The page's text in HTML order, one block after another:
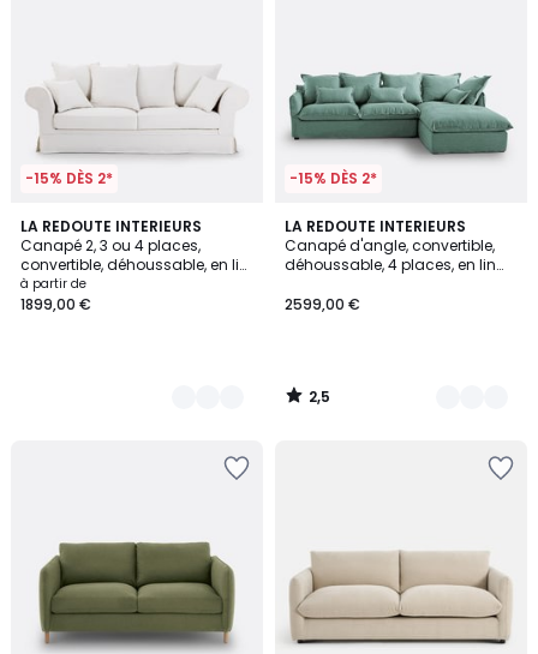
-15% DÈS 2*
LA REDOUTE INTERIEURS
Canapé 2, 3 ou 4 places,
convertible, déhoussable, en lin
épais, ADELIA
à partir de
1899,00 €
2
Couleurs
-15% DÈS 2*
LA REDOUTE INTERIEURS
Canapé d'angle, convertible,
déhoussable, 4 places, en lin
2599,00 €
2,5
/ 5
7
Couleurs
2,5
/